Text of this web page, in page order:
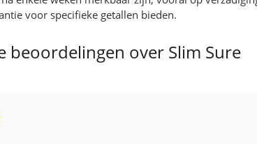
voor specifieke getallen bieden.
beoordelingen over Slim Sure